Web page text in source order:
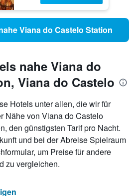
Viana do Castelo Station
nahe Viana do
Viana do Castelo
Hotels unter allen, die wir für
Nähe von Viana do Castelo
den günstigsten Tarif pro Nacht.
und bei der Abreise Spielraum
um Preise für andere
zu vergleichen.